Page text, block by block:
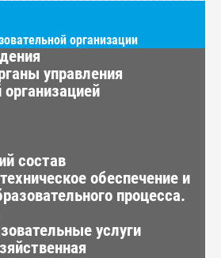
организации
управления
состав
обеспечение и
процесса.
услуги